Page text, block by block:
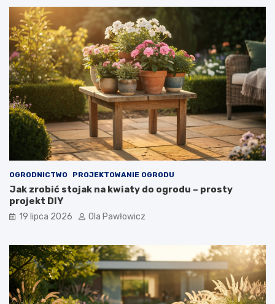
OGRODNICTWO PROJEKTOWANIE OGRODU
Jak zrobić stojak na kwiaty do ogrodu – prosty
projekt DIY
19 lipca 2026 Ola Pawłowicz